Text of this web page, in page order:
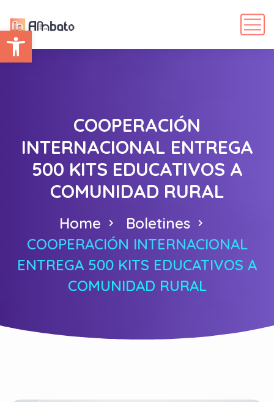
Abrir barra de herramientas
COOPERACIÓN
INTERNACIONAL ENTREGA
500 KITS EDUCATIVOS A
COMUNIDAD RURAL
Home
Boletines
COOPERACIÓN INTERNACIONAL
ENTREGA 500 KITS EDUCATIVOS A
COMUNIDAD RURAL